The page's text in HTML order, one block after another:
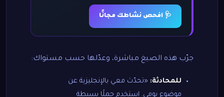
🩺 افحص نشاطك مجانًا
جرّب هذه الصيغ مباشرة، وعدّلها حسب مستواك:
للمحادثة: «تحدّث معي بالإنجليزية عن
موضوع يومي. استخدم جملًا بسيطة